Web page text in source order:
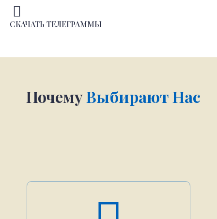
СКАЧАТЬ ТЕЛЕГРАММЫ
ПочемуВыбирают Нас